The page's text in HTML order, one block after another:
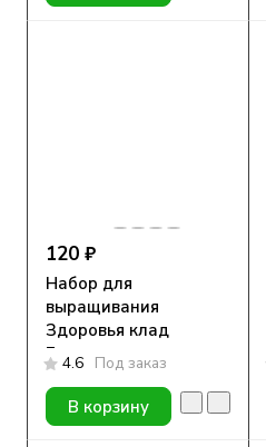
120 ₽
Набор для
выращивания
Здоровья клад
Базилик
4.6 Под заказ
В корзину